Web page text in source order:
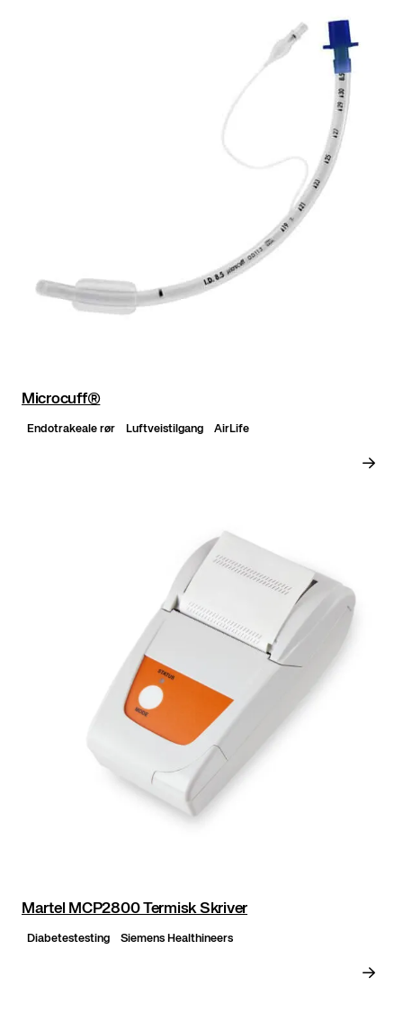
Microcuff®
Endotrakeale rør Luftveistilgang AirLife
Martel MCP2800 Termisk Skriver
Diabetestesting Siemens Healthineers